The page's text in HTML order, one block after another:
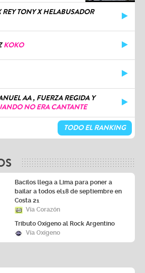
REY TONY X HELABUSADOR
KOKO
AA , FUERZA REGIDA Y
NO ERA CANTANTE
TODO EL RANKING
Bacilos llega a Lima para poner a
bailar a todos el18 de septiembre en
Costa 21
Vía Corazón
Tributo Oxígeno al Rock Argentino
Vía Oxígeno